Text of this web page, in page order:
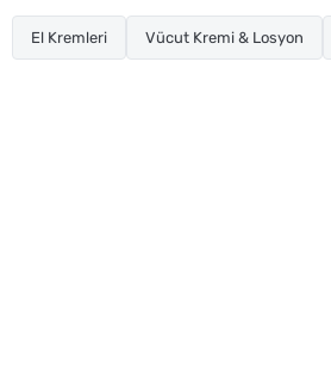
El Kremleri Vücut Kremi & Losyon